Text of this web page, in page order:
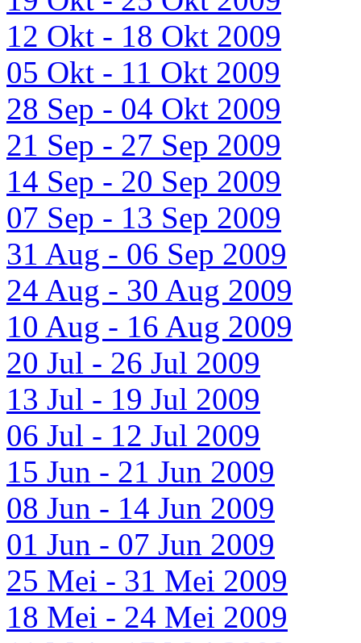
12 Okt - 18 Okt 2009
05 Okt - 11 Okt 2009
28 Sep - 04 Okt 2009
21 Sep - 27 Sep 2009
14 Sep - 20 Sep 2009
07 Sep - 13 Sep 2009
31 Aug - 06 Sep 2009
24 Aug - 30 Aug 2009
10 Aug - 16 Aug 2009
20 Jul - 26 Jul 2009
13 Jul - 19 Jul 2009
06 Jul - 12 Jul 2009
15 Jun - 21 Jun 2009
08 Jun - 14 Jun 2009
01 Jun - 07 Jun 2009
25 Mei - 31 Mei 2009
18 Mei - 24 Mei 2009